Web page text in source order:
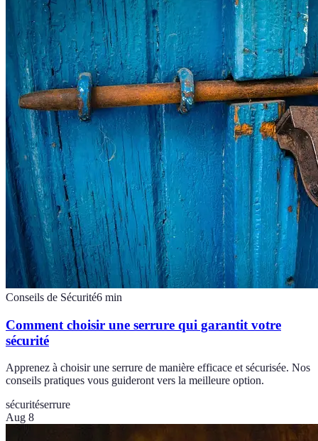
Conseils de Sécurité6 min
Comment choisir une serrure qui garantit votre
sécurité
Apprenez à choisir une serrure de manière efficace et sécurisée. Nos
conseils pratiques vous guideront vers la meilleure option.
sécuritéserrure
Aug 8